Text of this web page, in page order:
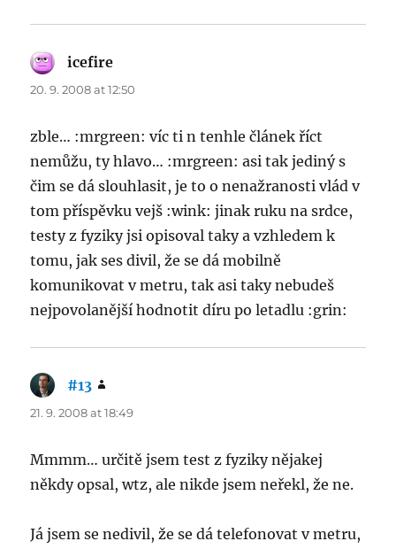
icefire
20. 9. 2008 at 12:50
zble… :mrgreen: víc ti n tenhle článek říct
nemůžu, ty hlavo… :mrgreen: asi tak jediný s
čim se dá slouhlasit, je to o nenažranosti vlád v
tom příspěvku vejš :wink: jinak ruku na srdce,
testy z fyziky jsi opisoval taky a vzhledem k
tomu, jak ses divil, že se dá mobilně
komunikovat v metru, tak asi taky nebudeš
nejpovolanější hodnotit díru po letadlu :grin:
#13
21. 9. 2008 at 18:49
Mmmm… určitě jsem test z fyziky nějakej
někdy opsal, wtz, ale nikde jsem neřekl, že ne.
Já jsem se nedivil, že se dá telefonovat v metru,